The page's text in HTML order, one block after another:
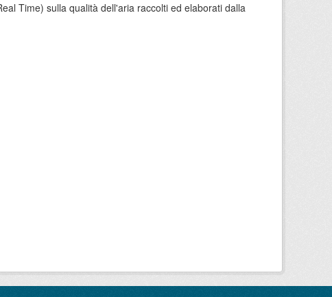
Time) sulla qualità dell'aria raccolti ed elaborati dalla